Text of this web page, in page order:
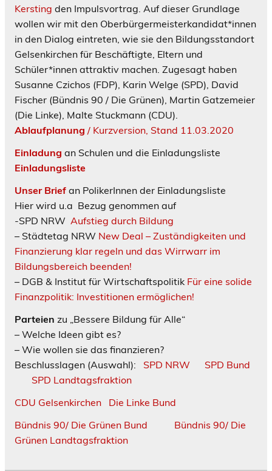
Kersting den Impulsvortrag. Auf dieser Grundlage
wollen wir mit den Oberbürgermeisterkandidat*innen
in den Dialog eintreten, wie sie den Bildungsstandort
Gelsenkirchen für Beschäftigte, Eltern und
Schüler*innen attraktiv machen. Zugesagt haben
Susanne Czichos (FDP), Karin Welge (SPD), David
Fischer (Bündnis 90 / Die Grünen), Martin Gatzemeier
(Die Linke), Malte Stuckmann (CDU).
Ablaufplanung / Kurzversion, Stand 11.03.2020
Einladung an Schulen und die Einladungsliste
Einladungsliste
Unser Brief an PolikerInnen der Einladungsliste
Hier wird u.a Bezug genommen auf
-SPD NRW Aufstieg durch Bildung
– Städtetag NRW New Deal – Zuständigkeiten und
Finanzierung klar regeln und das Wirrwarr im
Bildungsbereich beenden!
– DGB & Institut für Wirtschaftspolitik Für eine solide
Finanzpolitik: Investitionen ermöglichen!
Parteien zu „Bessere Bildung für Alle“
– Welche Ideen gibt es?
– Wie wollen sie das finanzieren?
Beschlusslagen (Auswahl): SPD NRW SPD Bund
SPD Landtagsfraktion
CDU Gelsenkirchen Die Linke Bund
Bündnis 90/ Die Grünen Bund Bündnis 90/ Die
Grünen Landtagsfraktion